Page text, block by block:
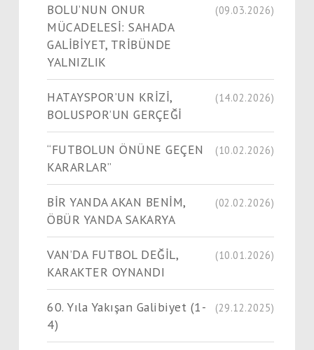
BOLU’NUN ONUR
MÜCADELESİ: SAHADA
GALİBİYET, TRİBÜNDE
YALNIZLIK
(09.03.2026)
HATAYSPOR’UN KRİZİ,
BOLUSPOR’UN GERÇEĞİ
(14.02.2026)
“FUTBOLUN ÖNÜNE GEÇEN
KARARLAR”
(10.02.2026)
BİR YANDA AKAN BENİM,
ÖBÜR YANDA SAKARYA
(02.02.2026)
VAN’DA FUTBOL DEĞİL,
KARAKTER OYNANDI
(10.01.2026)
60. Yıla Yakışan Galibiyet (1-
4)
(29.12.2025)